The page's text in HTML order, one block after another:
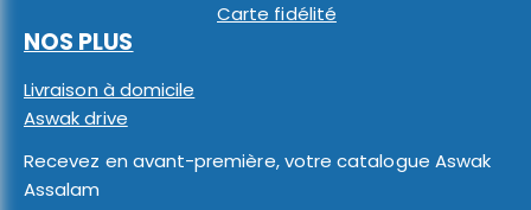
Carte fidélité
NOS PLUS
Livraison à domicile
Aswak drive
Recevez en avant-première, votre catalogue Aswak
Assalam